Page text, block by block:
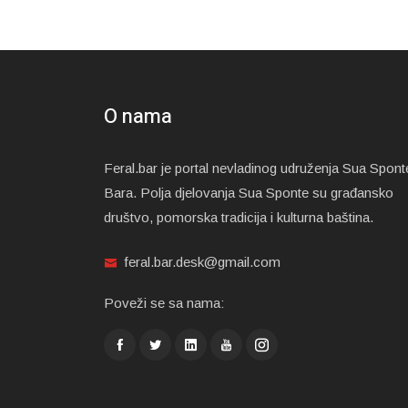
O nama
Feral.bar je portal nevladinog udruženja Sua
Bara. Polja djelovanja Sua Sponte su građansko
društvo, pomorska tradicija i kulturna baština.
feral.bar.desk@gmail.com
Poveži se sa nama: